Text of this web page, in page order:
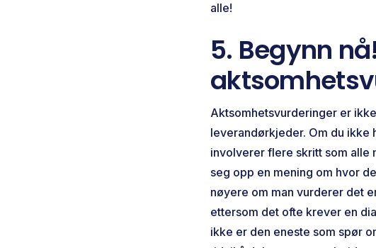
alle!
5. Begynn
Aktsomhetsvurderinger er
leverandørkjeder. Om du ikke
involverer flere skritt som alle
seg opp en mening om hvor
nøyere om man vurderer det
ettersom det ofte krever en
ikke er den eneste som spør